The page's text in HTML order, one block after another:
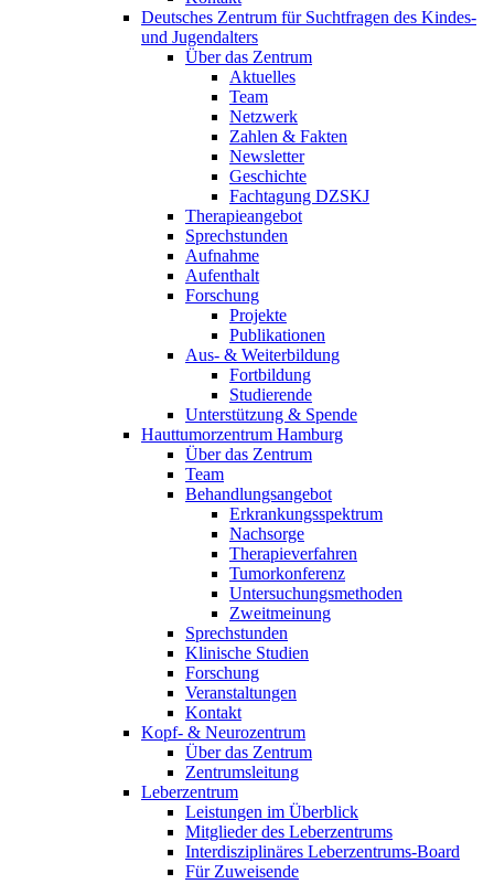
Deutsches Zentrum für Suchtfragen des Kindes-
und Jugendalters
Über das Zentrum
Aktuelles
Team
Netzwerk
Zahlen & Fakten
Newsletter
Geschichte
Fachtagung DZSKJ
Therapieangebot
Sprechstunden
Aufnahme
Aufenthalt
Forschung
Projekte
Publikationen
Aus- & Weiterbildung
Fortbildung
Studierende
Unterstützung & Spende
Hauttumorzentrum Hamburg
Über das Zentrum
Team
Behandlungsangebot
Erkrankungsspektrum
Nachsorge
Therapieverfahren
Tumorkonferenz
Untersuchungsmethoden
Zweitmeinung
Sprechstunden
Klinische Studien
Forschung
Veranstaltungen
Kontakt
Kopf- & Neurozentrum
Über das Zentrum
Zentrumsleitung
Leberzentrum
Leistungen im Überblick
Mitglieder des Leberzentrums
Interdisziplinäres Leberzentrums-Board
Für Zuweisende